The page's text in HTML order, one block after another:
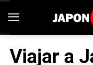
Viajar a